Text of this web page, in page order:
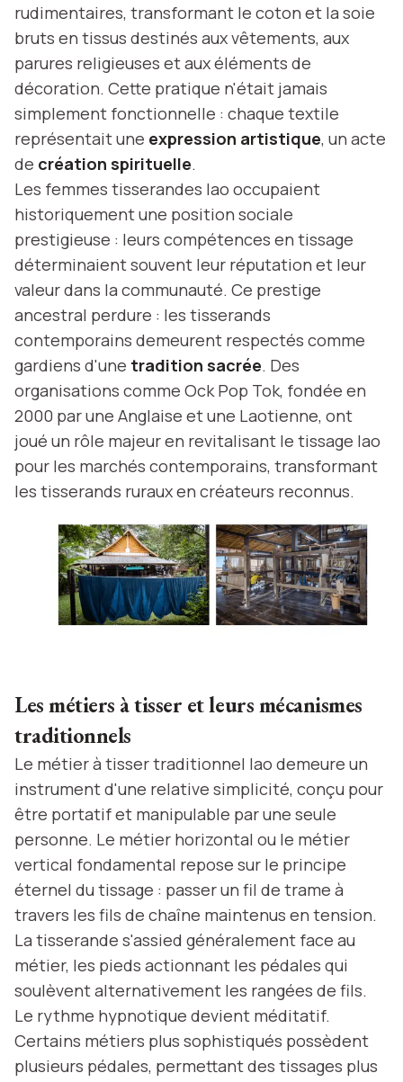
rudimentaires, transformant le coton et la soie
bruts en tissus destinés aux vêtements, aux
parures religieuses et aux éléments de
décoration. Cette pratique n'était jamais
simplement fonctionnelle : chaque textile
représentait une expression artistique, un acte
de création spirituelle.
Les femmes tisserandes lao occupaient
historiquement une position sociale
prestigieuse : leurs compétences en tissage
déterminaient souvent leur réputation et leur
valeur dans la communauté. Ce prestige
ancestral perdure : les tisserands
contemporains demeurent respectés comme
gardiens d'une tradition sacrée. Des
organisations comme Ock Pop Tok, fondée en
2000 par une Anglaise et une Laotienne, ont
joué un rôle majeur en revitalisant le tissage lao
pour les marchés contemporains, transformant
les tisserands ruraux en créateurs reconnus.
Les métiers à tisser et leurs mécanismes
traditionnels
Le métier à tisser traditionnel lao demeure un
instrument d'une relative simplicité, conçu pour
être portatif et manipulable par une seule
personne. Le métier horizontal ou le métier
vertical fondamental repose sur le principe
éternel du tissage : passer un fil de trame à
travers les fils de chaîne maintenus en tension.
La tisserande s'assied généralement face au
métier, les pieds actionnant les pédales qui
soulèvent alternativement les rangées de fils.
Le rythme hypnotique devient méditatif.
Certains métiers plus sophistiqués possèdent
plusieurs pédales, permettant des tissages plus